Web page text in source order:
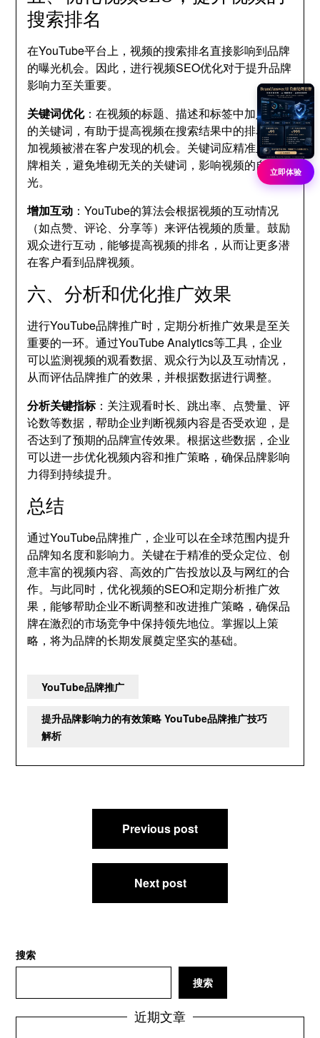
搜索排名
在YouTube平台上，视频的搜索排名直接影响到品牌
的曝光机会。因此，进行视频SEO优化对于提升品牌
影响力至关重要。
关键词优化：在视频的标题、描述和标签中加入相关
的关键词，有助于提高视频在搜索结果中的排名，增
加视频被潜在客户发现的机会。关键词应精准且与品
牌相关，避免堆砌无关的关键词，影响视频的自然曝
光。
增加互动 ：YouTube的算法会根据视频的互动情况
（如点赞、评论、分享等）来评估视频的质量。鼓励
观众进行互动，能够提高视频的排名，从而让更多潜
在客户看到品牌视频。
六、分析和优化推广效果
进行YouTube品牌推广时，定期分析推广效果是至关
重要的一环。通过YouTube Analytics等工具，企业
可以监测视频的观看数据、观众行为以及互动情况，
从而评估品牌推广的效果，并根据数据进行调整。
分析关键指标：关注观看时长、跳出率、点赞量、评
论数等数据，帮助企业判断视频内容是否受欢迎，是
否达到了预期的品牌宣传效果。根据这些数据，企业
可以进一步优化视频内容和推广策略，确保品牌影响
力得到持续提升。
总结
通过YouTube品牌推广，企业可以在全球范围内提升
品牌知名度和影响力。关键在于精准的受众定位、创
意丰富的视频内容、高效的广告投放以及与网红的合
作。与此同时，优化视频的SEO和定期分析推广效
果，能够帮助企业不断调整和改进推广策略，确保品
牌在激烈的市场竞争中保持领先地位。掌握以上策
略，将为品牌的长期发展奠定坚实的基础。
YouTube品牌推广
提升品牌影响力的有效策略 YouTube品牌推广技巧
解析
Previous post
Next post
搜索
搜索
近期文章
立即体验